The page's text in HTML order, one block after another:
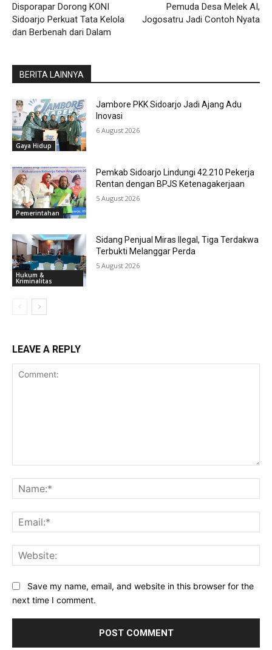
Disporapar Dorong KONI
Sidoarjo Perkuat Tata Kelola
dan Berbenah dari Dalam
Pemuda Desa Melek AI,
Jogosatru Jadi Contoh Nyata
BERITA LAINNYA
Gaya Hidup
Jambore PKK Sidoarjo Jadi Ajang Adu
Inovasi
6 August 2026
Pemerintahan
Pemkab Sidoarjo Lindungi 42.210 Pekerja
Rentan dengan BPJS Ketenagakerjaan
5 August 2026
Hukum &
Kriminalitas
Sidang Penjual Miras Ilegal, Tiga Terdakwa
Terbukti Melanggar Perda
5 August 2026
LEAVE A REPLY
Save my name, email, and website in this browser for the
next time I comment.